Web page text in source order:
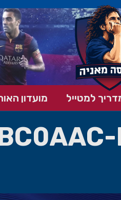
למטייל מועדון